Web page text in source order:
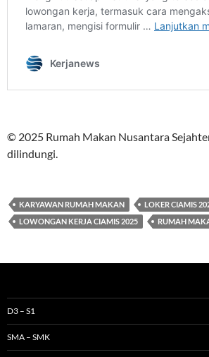
© 2025 Rumah Makan Nusantara
dilindungi.
KARYAWAN RUMAH MAKAN
LOKER CIAMIS
LOWONGAN KERJA CIAMIS 2025
RUMAH
D3 – S1
SMA – SMK